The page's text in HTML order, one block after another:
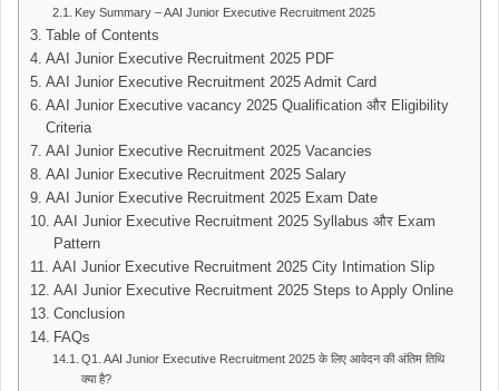
Key Summary – AAI Junior Executive Recruitment 2025
Table of Contents
AAI Junior Executive Recruitment 2025 PDF
AAI Junior Executive Recruitment 2025 Admit Card
AAI Junior Executive vacancy 2025 Qualification और Eligibility
Criteria
AAI Junior Executive Recruitment 2025 Vacancies
AAI Junior Executive Recruitment 2025 Salary
AAI Junior Executive Recruitment 2025 Exam Date
AAI Junior Executive Recruitment 2025 Syllabus और Exam
Pattern
AAI Junior Executive Recruitment 2025 City Intimation Slip
AAI Junior Executive Recruitment 2025 Steps to Apply Online
Conclusion
FAQs
Q1. AAI Junior Executive Recruitment 2025 के लिए आवेदन की अंतिम तिथि
क्या है?